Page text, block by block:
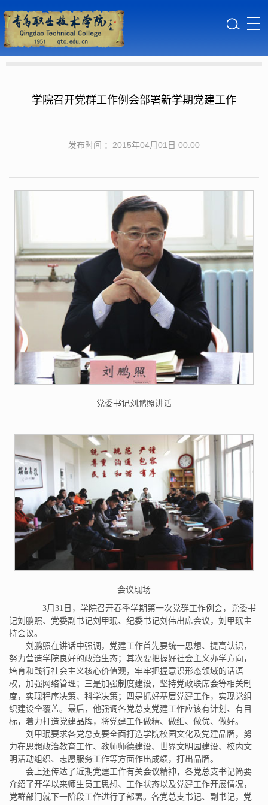
学院召开党群工作例会部署新学期党建工作
发布时间 ：2015年04月01日 00:00
党委书记刘鹏照讲话
会议现场
3月31日，学院召开春季学期第一次党群工作例会，党委书
记刘鹏照、党委副书记刘甲珉、纪委书记刘伟出席会议，刘甲珉主
持会议。
刘鹏照在讲话中强调，党建工作首先要统一思想、提高认识，
努力营造学院良好的政治生态；其次要把握好社会主义办学方向，
培育和践行社会主义核心价值观，牢牢把握意识形态领域的话语
权，加强网络管理；三是加强制度建设，坚持党政联席会等相关制
度，实现程序决策、科学决策；四是抓好基层党建工作，实现党组
织建设全覆盖。最后，他强调各党总支党建工作应该有计划、有目
标，着力打造党建品牌，将党建工作做精、做细、做优、做好。
刘甲珉要求各党总支要全面打造学院校园文化及党建品牌，努
力在思想政治教育工作、教师师德建设、世界文明园建设、校内文
明活动组织、志愿服务工作等方面作出成绩，打出品牌。
会上还传达了近期党建工作有关会议精神，各党总支书记简要
介绍了开学以来师生员工思想、工作状态以及党建工作开展情况，
党群部门就下一阶段工作进行了部署。各党总支书记、副书记，党